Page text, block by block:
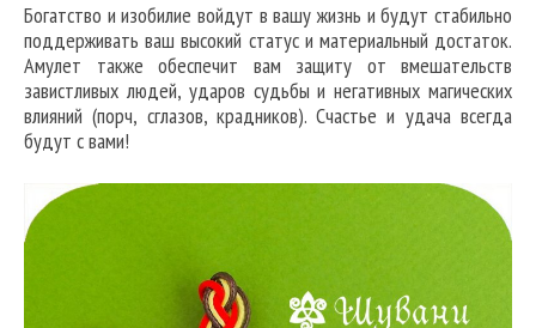
Богатство и изобилие войдут в вашу жизнь и будут стабильно
поддерживать ваш высокий статус и материальный достаток.
Амулет также обеспечит вам защиту от вмешательств
завистливых людей, ударов судьбы и негативных магических
влияний (порч, сглазов, крадников). Счастье и удача всегда
будут с вами!